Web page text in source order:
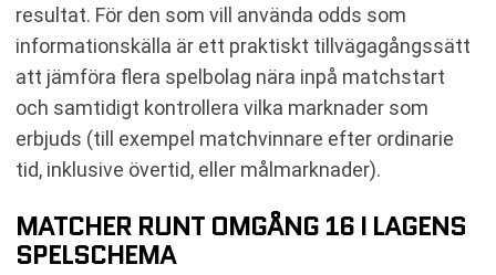
resultat. För den som vill använda odds som
informationskälla är ett praktiskt tillvägagångssätt
att jämföra flera spelbolag nära inpå matchstart
och samtidigt kontrollera vilka marknader som
erbjuds (till exempel matchvinnare efter ordinarie
tid, inklusive övertid, eller målmarknader).
MATCHER RUNT OMGÅNG 16 I LAGENS
SPELSCHEMA